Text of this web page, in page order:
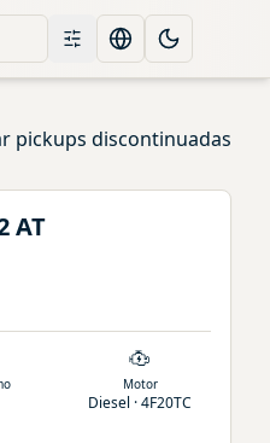
FiltrosChange language
Toggle
pickups discontinuadas
AT
Motor
Diesel · 4F20TC